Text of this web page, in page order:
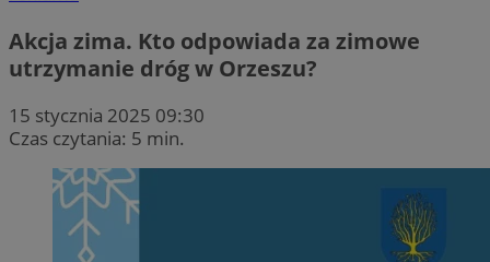
Akcja zima. Kto odpowiada za zimowe
utrzymanie dróg w Orzeszu?
15 stycznia 2025 09:30
Czas czytania: 5 min.